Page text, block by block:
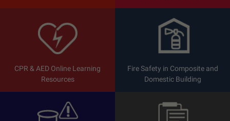
CPR & AED Online Learning
Resources
Fire Safety in Composite and
Domestic Building